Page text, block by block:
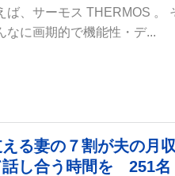
ば、サーモス THERMOS 。
なに画期的で機能性・デ...
る妻の７割が夫の月
し合う時間を 251名